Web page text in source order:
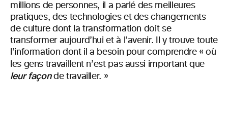
millions de personnes, il a parlé des meilleures
pratiques, des technologies et des changements
de culture dont la transformation doit se
transformer aujourd’hui et à l’avenir. Il y trouve toute
l’information dont il a besoin pour comprendre « où
les gens travaillent n’est pas aussi important que
leur façon de travailler. »